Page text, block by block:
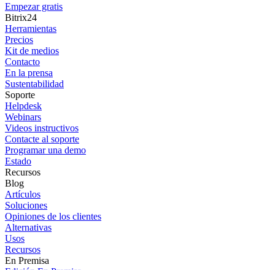
Empezar gratis
Bitrix24
Herramientas
Precios
Kit de medios
Contacto
En la prensa
Sustentabilidad
Soporte
Helpdesk
Webinars
Videos instructivos
Contacte al soporte
Programar una demo
Estado
Recursos
Blog
Artículos
Soluciones
Opiniones de los clientes
Alternativas
Usos
Recursos
En Premisa